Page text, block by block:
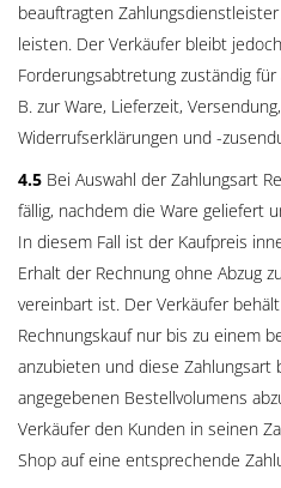
beauftragten
leisten. Der Verkäufer bleibt
Forderungsabtretung zuständig
B. zur Ware, Lieferzeit,
Widerrufserklärungen und -
4.5 Bei Auswahl der Zahlungsart
fällig, nachdem die Ware geliefert
In diesem Fall ist der Kaufpreis
Erhalt der Rechnung ohne Abzug
vereinbart ist. Der Verkäufer
Rechnungskauf nur bis zu einem
anzubieten und diese Zahlungsart
angegebenen Bestellvolumens
Verkäufer den Kunden in seinen
Shop auf eine entsprechende